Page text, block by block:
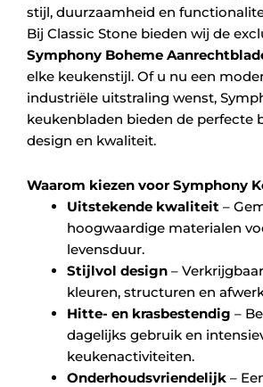
stijl, duurzaamheid en
Bij Classic Stone bieden wij de
Symphony Boheme
elke keukenstijl. Of u nu een
industriële uitstraling wenst,
keukenbladen bieden de perfecte
design en kwaliteit.
Waarom kiezen voor Symphony
Uitstekende kwaliteit –
hoogwaardige materialen
levensduur.
Stijlvol design –
kleuren, structuren en
Hitte- en krasbestendig –
dagelijks gebruik en
keukenactiviteiten.
Onderhoudsvriendelijk –